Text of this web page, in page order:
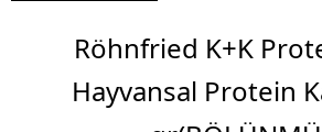
Röhnfried K+K
Hayvansal Protein